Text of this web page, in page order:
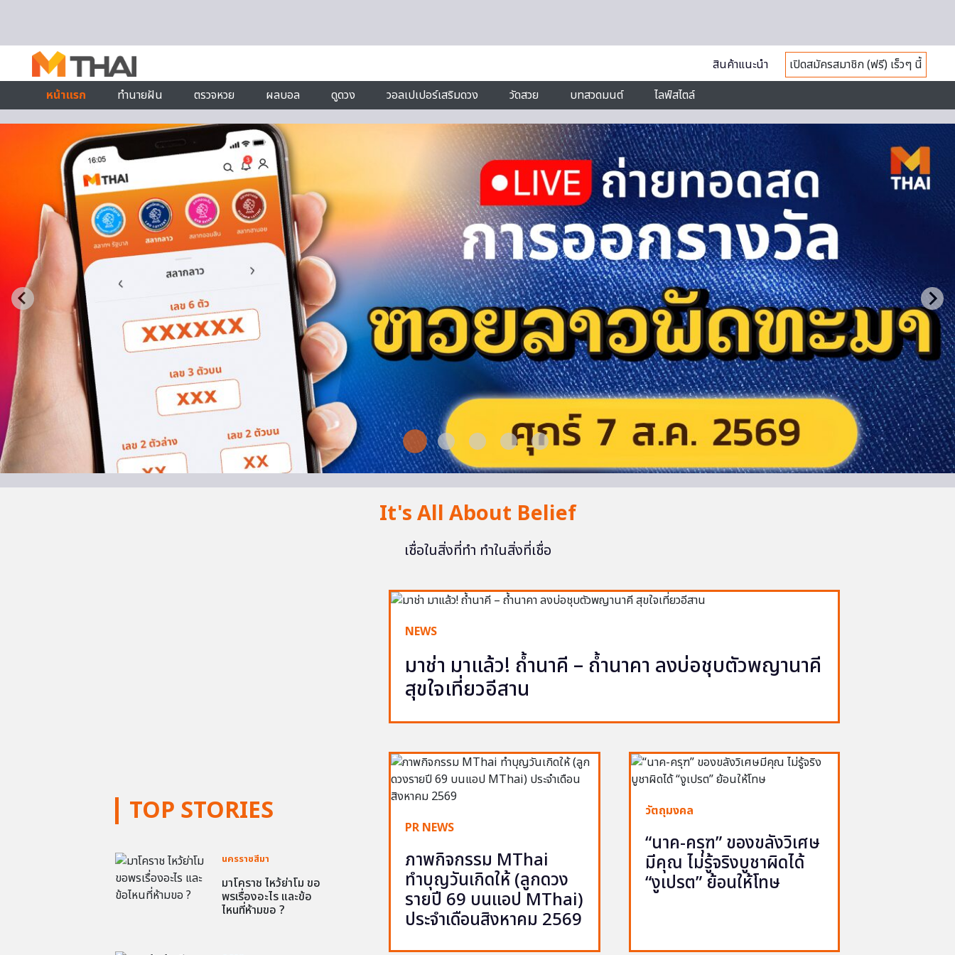
สินค้าแนะนำ
เปิดสมัครสมาชิก (ฟรี) เร็วๆ นี้
หน้าแรก
ทำนายฝัน ตรวจหวย ผลบอล ดูดวง วอลเปเปอร์เสริมดวง วัดสวย บทสวดมนต์ ไลฟ์สไตล์
It's All About Belief
เชื่อในสิ่งที่ทำ ทำในสิ่งที่เชื่อ
TOP STORIES
นครราชสีมา
มาโคราช ไหว้ย่าโม ขอ
พรเรื่องอะไร และข้อ
ไหนที่ห้ามขอ ?
NEWS
มาช่า มาแล้ว! ถ้ำนาคี – ถ้ำนาคา ลงบ่อชุบตัวพญานาคี
สุขใจเที่ยวอีสาน
PR NEWS
ภาพกิจกรรม MThai
ทำบุญวันเกิดให้ (ลูกดวง
รายปี 69 บนแอป MThai)
ประจำเดือนสิงหาคม 2569
วัตถุมงคล
“นาค-ครุฑ” ของขลังวิเศษ
มีคุณ ไม่รู้จริงบูชาผิดได้
“งูเปรต” ย้อนให้โทษ